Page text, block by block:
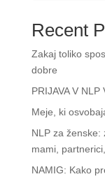
Recent
Zakaj toliko
dobre
PRIJAVA V NLP
Meje, ki
NLP za ženske:
mami,
NAMIG: Kako